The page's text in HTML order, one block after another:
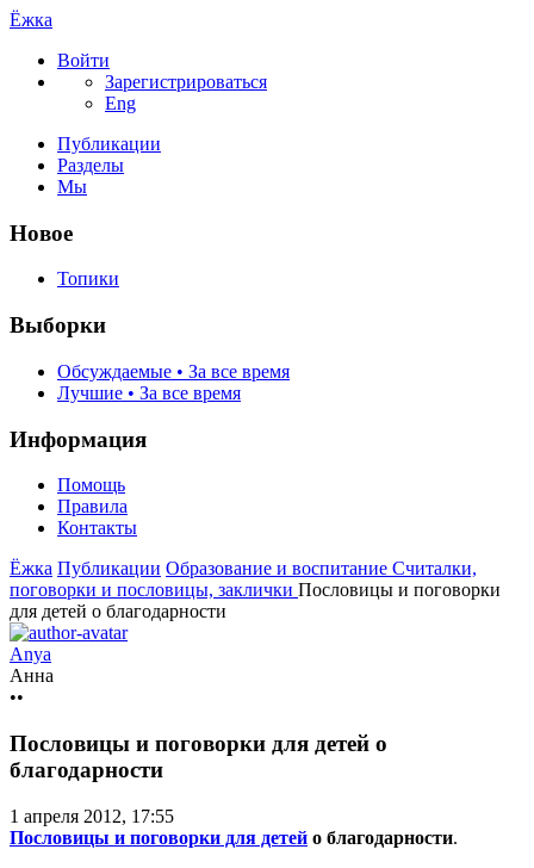
Ёжка
Войти
Зарегистрироваться
Eng
Публикации
Разделы
Мы
Новое
Топики
Выборки
Обсуждаемые • За все время
Лучшие • За все время
Информация
Помощь
Правила
Контакты
Ёжка Публикации Образование и воспитание Считалки,
поговорки и пословицы, заклички Пословицы и поговорки
для детей о благодарности
Anya
Анна
••
Пословицы и поговорки для детей о
благодарности
1 апреля 2012, 17:55
Пословицы и поговорки для детей о благодарности.